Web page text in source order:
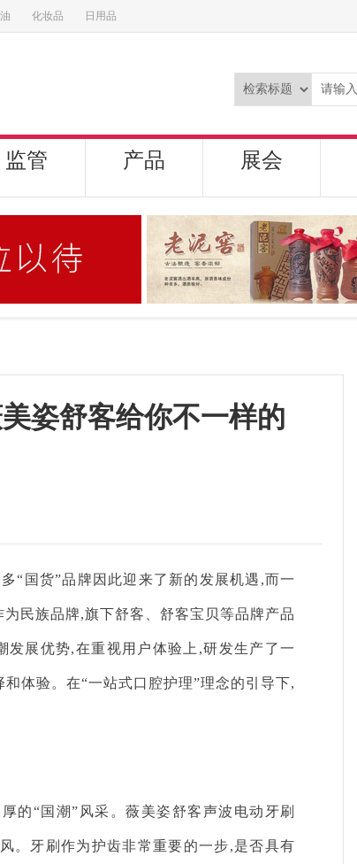
化妆品 日用品
监管 产品 展会
姿舒客给你不一样的
“国货”品牌因此迎来了新的发展机遇,而一
民族品牌,旗下舒客、舒客宝贝等品牌产品
展优势,在重视用户体验上,研发生产了一
体验。在“一站式口腔护理”理念的引导下,
的“国潮”风采。薇美姿舒客声波电动牙刷
。牙刷作为护齿非常重要的一步,是否具有